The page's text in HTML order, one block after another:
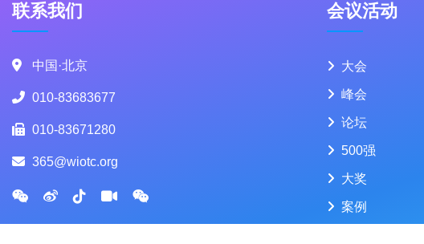
联系我们
中国·北京
010-83683677
010-83671280
365@wiotc.org
会议活动
大会
峰会
论坛
500强
大奖
案例